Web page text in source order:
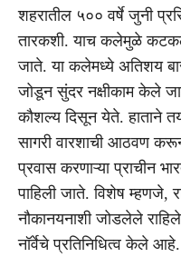
शहरातील ५०० वर्षे जुनी
तारकशी. याच कलेमुळे
जाते. या कलेमध्ये अतिशय
जोडून सुंदर नक्षीकाम केले
कौशल्य दिसून येते. हाताने
सागरी वारशाची आठवण
प्रवास करणाऱ्या प्राचीन
पाहिली जाते. विशेष म्हणजे,
नौकानयनाशी जोडलेले
नॉर्वेचे प्रतिनिधित्व केले आहे.